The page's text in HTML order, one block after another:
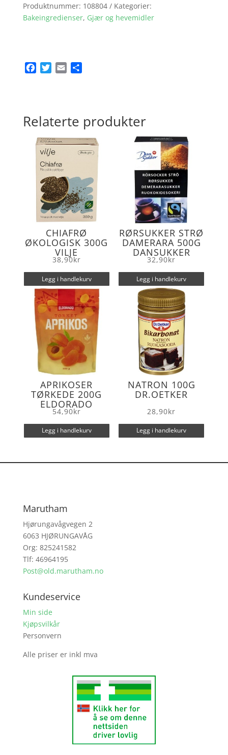
Produktnummer: 108804
Kategorier:
Bakeingredienser, Gjær og hevemidler
o
o
k
e
r
Relaterte produkter
CHIAFRØ
ØKOLOGISK 300G
VILJE
38,90kr
Legg i handlekurv
RØRSUKKER STRØ
DAMERARA 500G
DANSUKKER
32,90kr
Legg i handlekurv
APRIKOSER
TØRKEDE 200G
ELDORADO
54,90kr
Legg i handlekurv
NATRON 100G
DR.OETKER
28,90kr
Legg i handlekurv
Marutham
Hjørungavågvegen 2
6063 HJØRUNGAVÅG
Org: 825241582
Tlf: 46964195
Post@old.marutham.no
Kundeservice
Min side
Kjøpsvilkår
Personvern
Alle priser er inkl mva